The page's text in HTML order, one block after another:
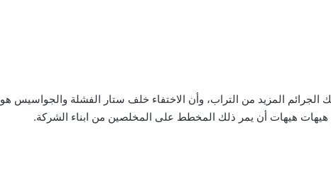
المزيد من التراب، وأن الاختفاء خلف ستار الفشلة والجواسيس هو
هيهات هيهات أن يمر ذلك المخطط على المخلصين من ابناء الشركة.